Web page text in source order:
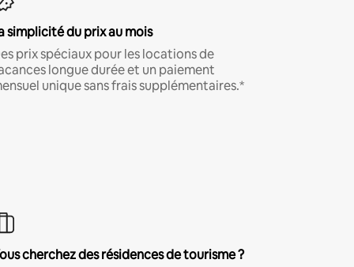
simplicité du prix au mois
prix spéciaux pour les locations de
longue durée et un paiement
unique sans frais supplémentaires.*
cherchez des résidences de tourisme ?